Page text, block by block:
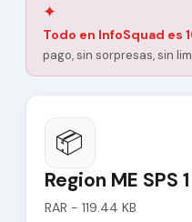
✦
Todo en InfoSquad es
pago, sin sorpresas, sin
📦
Region ME SPS
RAR - 119.44 KB